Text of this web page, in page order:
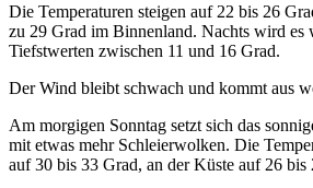
Die Temperaturen steigen auf 22 bis 26
zu 29 Grad im Binnenland. Nachts wird es
Tiefstwerten zwischen 11 und 16 Grad.
Der Wind bleibt schwach und kommt aus
Am morgigen Sonntag setzt sich das
mit etwas mehr Schleierwolken. Die
auf 30 bis 33 Grad, an der Küste auf 26 bis